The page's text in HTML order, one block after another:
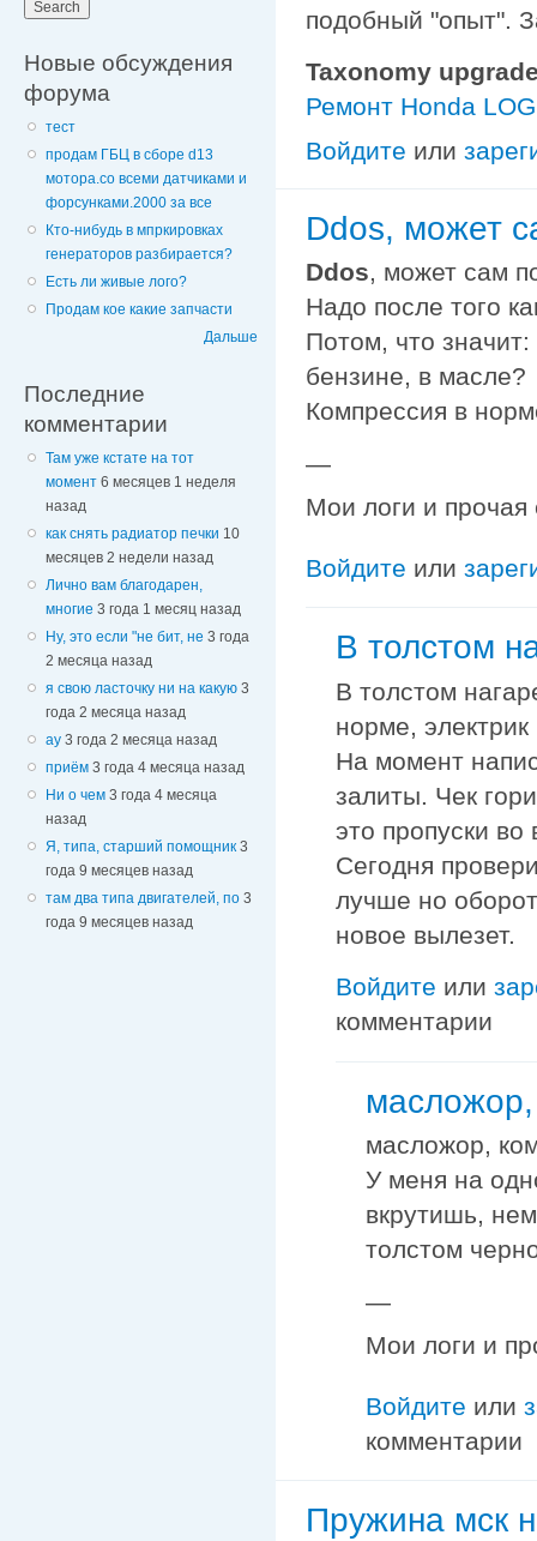
Новые обсуждения
форума
тест
продам ГБЦ в сборе d13
мотора.со всеми датчиками и
форсунками.2000 за все
Кто-нибудь в мпркировках
генераторов разбирается?
Есть ли живые лого?
Продам кое какие запчасти
Дальше
Последние
комментарии
Там уже кстате на тот
момент 6 месяцев 1 неделя
назад
как снять радиатор печки 10
месяцев 2 недели назад
Лично вам благодарен,
многие 3 года 1 месяц назад
Ну, это если "не бит, не 3 года
2 месяца назад
я свою ласточку ни на какую 3
года 2 месяца назад
ау 3 года 2 месяца назад
приём 3 года 4 месяца назад
Ни о чем 3 года 4 месяца
назад
Я, типа, старший помощник 3
года 9 месяцев назад
там два типа двигателей, по 3
года 9 месяцев назад
подобный "опыт".
Taxonomy
Ремонт Honda
Войдите или
Ddos, может
Ddos, может сам
Надо после того
Потом, что
бензине, в масле?
Компрессия в
—
Мои логи и
Войдите или
В толстом
В толстом
норме,
На момент
залиты. Чек
это пропуски
Сегодня
лучше но
новое вылезет.
Войдите или
комментарии
масложор,
У меня на
вкрутишь,
толстом
—
Мои логи и
Войдите или
комментарии
Пружина мск